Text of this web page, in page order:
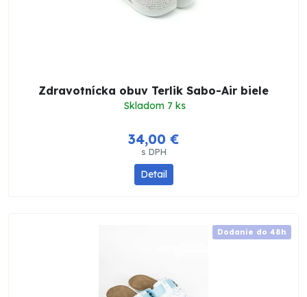
Zdravotnícka obuv Terlik Sabo-Air biele
Skladom 7 ks
34,00 €
s DPH
Detail
Dodanie do 48h